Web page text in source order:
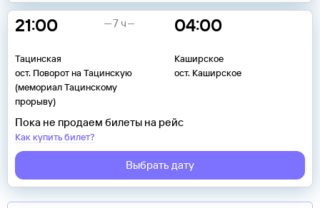
21:00
Тацинская
ост. Поворот на Тацинскую
(мемориал Тацинскому
прорыву)
04:00
Каширское
ост. Каширское
7 ч
Пока не продаем билеты на рейс
Как купить билет?
Выбрать дату